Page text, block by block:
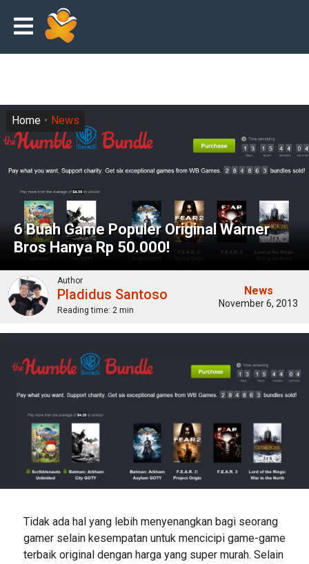
6 Buah Game Populer Original Warner
Bros Hanya Rp 50.000!
Home News
Author
Pladidus Santoso
Reading time: 2 min
News
November 6, 2013
Tidak ada hal yang lebih menyenangkan bagi seorang
gamer selain kesempatan untuk mencicipi game-game
terbaik original dengan harga yang super murah. Selain